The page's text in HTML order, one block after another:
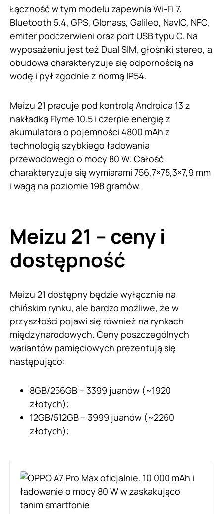
Łączność w tym modelu zapewnia Wi-Fi 7,
Bluetooth 5.4, GPS, Glonass, Galileo, NavIC, NFC,
emiter podczerwieni oraz port USB typu C. Na
wyposażeniu jest też Dual SIM, głośniki stereo, a
obudowa charakteryzuje się odpornością na
wodę i pył zgodnie z normą IP54.
Meizu 21 pracuje pod kontrolą Androida 13 z
nakładką Flyme 10.5 i czerpie energię z
akumulatora o pojemności 4800 mAh z
technologią szybkiego ładowania
przewodowego o mocy 80 W. Całość
charakteryzuje się wymiarami 756,7×75,3×7,9 mm
i wagą na poziomie 198 gramów.
Meizu 21 – ceny i
dostępność
Meizu 21 dostępny będzie wyłącznie na
chińskim rynku, ale bardzo możliwe, że w
przyszłości pojawi się również na rynkach
międzynarodowych. Ceny poszczególnych
wariantów pamięciowych prezentują się
następująco:
8GB/256GB – 3399 juanów (~1920
złotych);
12GB/512GB – 3999 juanów (~2260
złotych);